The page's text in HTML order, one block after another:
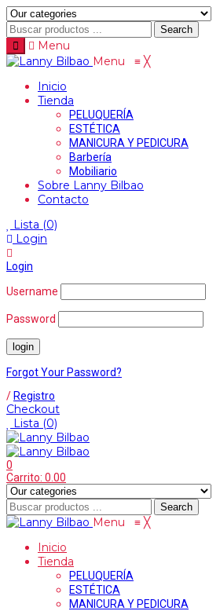
Search
Menu
Menu ≡ ╳
Inicio
Tienda
PELUQUERÍA
ESTÉTICA
MANICURA Y PEDICURA
Barbería
Mobiliario
Sobre Lanny Bilbao
Contacto
Lista (0)
Login
Login
Username
Password
Forgot Your Password?
/ Registro
Checkout
Lista (0)
0
Carrito: 0.00
Search
Menu ≡ ╳
Inicio
Tienda
PELUQUERÍA
ESTÉTICA
MANICURA Y PEDICURA